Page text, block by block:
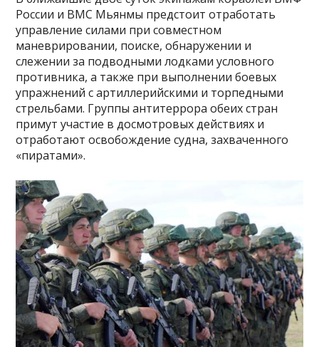
России и ВМС Мьянмы предстоит отработать
управление силами при совместном
маневрировании, поиске, обнаружении и
слежении за подводными лодками условного
противника, а также при выполнении боевых
упражнений с артиллерийскими и торпедными
стрельбами. Группы антитеррора обеих стран
примут участие в досмотровых действиях и
отработают освобождение судна, захваченного
«пиратами».